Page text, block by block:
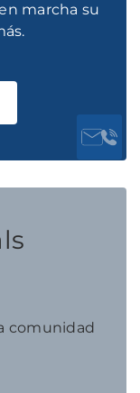
marcha su
comunidad